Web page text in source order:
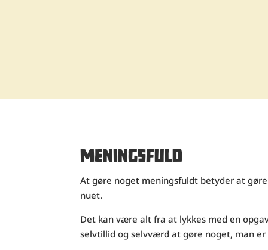
MENINGSFULD
At gøre noget meningsfuldt betyder at
nuet.
Det kan være alt fra at lykkes med en
selvtillid og selvværd at gøre noget, man